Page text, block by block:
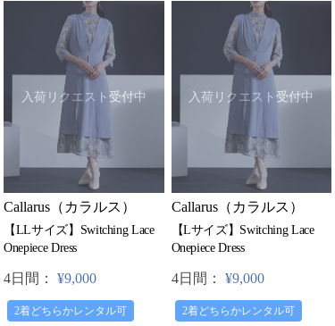
入荷リクエスト受付中
Callarus（カラルス）
【LLサイズ】Switching Lace
Onepiece Dress
4日間： ¥9,000
2着どちらかレンタル可
入荷リクエスト受付中
Callarus（カラルス）
【Lサイズ】Switching Lace
Onepiece Dress
4日間： ¥9,000
2着どちらかレンタル可